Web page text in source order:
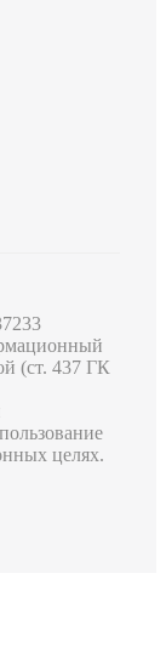
(ст. 437 ГК
целях.